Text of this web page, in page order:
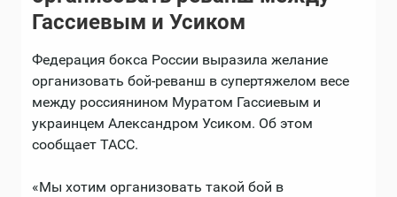
Гассиевым и Усиком
Федерация бокса России выразила желание
организовать бой-реванш в супертяжелом весе
между россиянином Муратом Гассиевым и
украинцем Александром Усиком. Об этом
сообщает ТАСС.
«Мы хотим организовать такой бой в